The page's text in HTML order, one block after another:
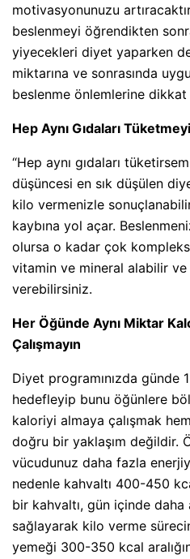
motivasyonunuzu
beslenmeyi öğrendikten
yiyecekleri diyet yaparken
miktarına ve sonrasında
beslenme önlemlerine
Hep Aynı Gıdaları
“Hep aynı gıdaları
düşüncesi en sık düşülen
kilo vermenizle
kaybına yol açar.
olursa o kadar çok
vitamin ve mineral alabilir ve
verebilirsiniz.
Her Öğünde Aynı Miktar
Çalışmayın
Diyet programınızda günde
hedefleyip bunu öğünlere
kaloriyi almaya çalışmak
doğru bir yaklaşım değildir.
vücudunuz daha fazla
nedenle kahvaltı 400-450
bir kahvaltı, gün içinde daha
sağlayarak kilo verme
yemeği 300-350 kcal